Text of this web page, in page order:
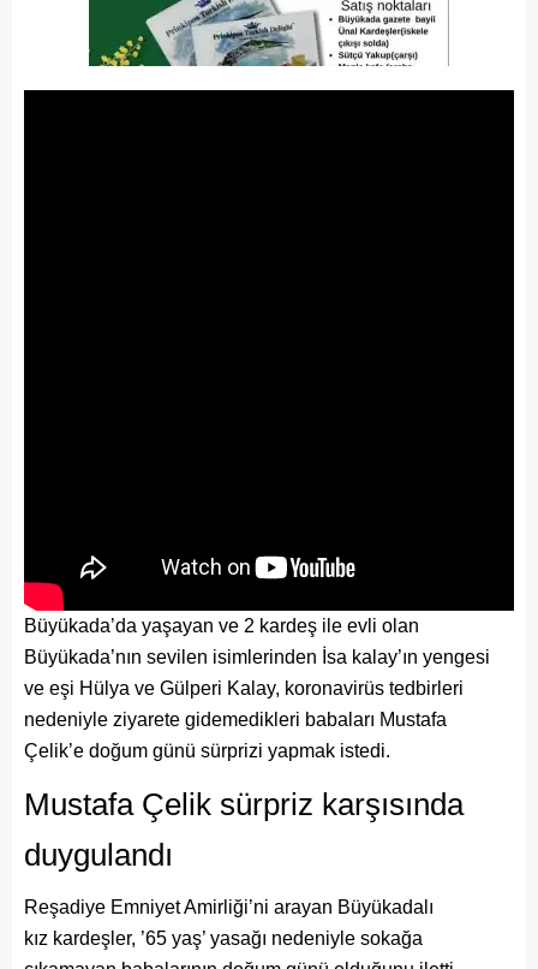
Büyükada’da yaşayan ve 2 kardeş ile evli olan
Büyükada’nın sevilen isimlerinden İsa kalay’ın yengesi
ve eşi Hülya ve Gülperi Kalay, koronavirüs tedbirleri
nedeniyle ziyarete gidemedikleri babaları Mustafa
Çelik’e doğum günü sürprizi yapmak istedi.
Mustafa Çelik sürpriz karşısında
duygulandı
Reşadiye Emniyet Amirliği’ni arayan Büyükadalı
kız kardeşler, ’65 yaş’ yasağı nedeniyle sokağa